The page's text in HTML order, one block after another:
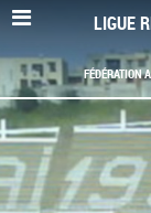
LIGUE